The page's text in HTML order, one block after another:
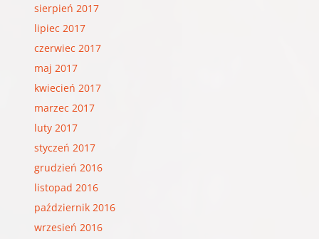
sierpień 2017
lipiec 2017
czerwiec 2017
maj 2017
kwiecień 2017
marzec 2017
luty 2017
styczeń 2017
grudzień 2016
listopad 2016
październik 2016
wrzesień 2016